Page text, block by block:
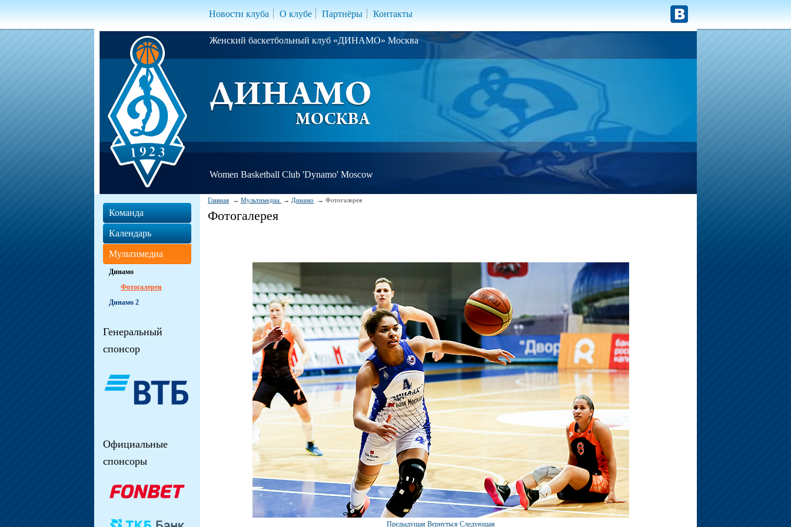
Новости клуба О клубе Партнёры Контакты
Женский баскетбольный клуб «ДИНАМО» Москва
Women Basketball Club 'Dynamo' Moscow
Главная Мультимедиа Динамо Фотогалерея
Фотогалерея
Предыдущая Вернуться Следующая
Команда
Календарь
Мультимедиа
Динамо
Фотогалерея
Динамо 2
Генеральный
спонсор
Официальные
спонсоры